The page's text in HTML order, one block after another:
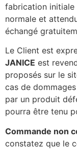
fabrication initiale
normale et
échangé
Le Client est
JANICE est
proposés sur le
cas de
par un produit
pourra être tenu
Commande non
constatez que le